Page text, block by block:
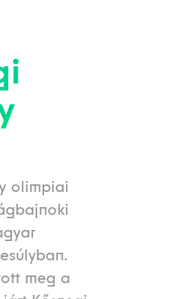
olimpiai
meg a